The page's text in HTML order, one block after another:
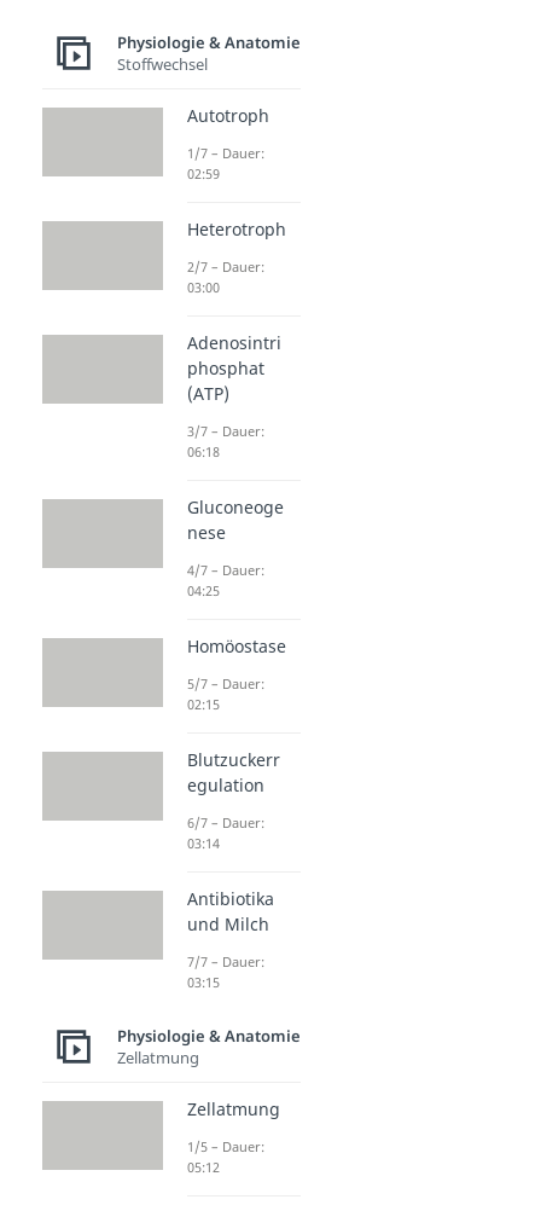
Physiologie & Anatomie
Stoffwechsel
Autotroph
1/7 – Dauer:
02:59
Heterotroph
2/7 – Dauer:
03:00
Adenosintri
phosphat
(ATP)
3/7 – Dauer:
06:18
Gluconeoge
nese
4/7 – Dauer:
04:25
Homöostase
5/7 – Dauer:
02:15
Blutzuckerr
egulation
6/7 – Dauer:
03:14
Antibiotika
und Milch
7/7 – Dauer:
03:15
Physiologie & Anatomie
Zellatmung
Zellatmung
1/5 – Dauer:
05:12